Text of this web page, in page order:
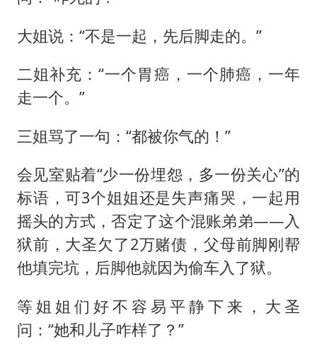
大姐说：“不是一起，先后脚走的。”
二姐补充：“一个胃癌，一个肺癌，一年
走一个。”
三姐骂了一句：“都被你气的！”
会见室贴着“少一份埋怨，多一份关心”的
标语，可3个姐姐还是失声痛哭，一起用
摇头的方式，否定了这个混账弟弟——入
狱前，大圣欠了2万赌债，父母前脚刚帮
他填完坑，后脚他就因为偷车入了狱。
等姐姐们好不容易平静下来，大圣
问：“她和儿子咋样了？”